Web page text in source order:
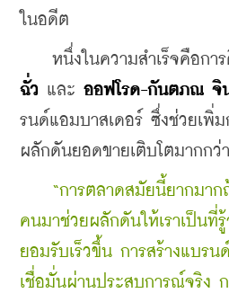
ในอดีต
หนึ่งในความสำเร็จคือการ
ฉั่ว และ ออฟโรด-กันตภณ จิ
รนด์แอมบาสเดอร์ ซึ่งช่วยเพิ่
ผลักดันยอดขายเติบโตมากกว่
“การตลาดสมัยนี้ยากมา
คนมาช่วยผลักดันให้เราเป็นที่
ยอมรับเร็วขึ้น การสร้างแบรน
เชื่อมั่นผ่านประสบการณ์จริง